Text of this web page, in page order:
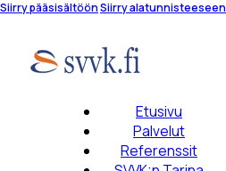
Siirry pääsisältöönSiirry alatunnisteeseen
Etusivu
Palvelut
Referenssit